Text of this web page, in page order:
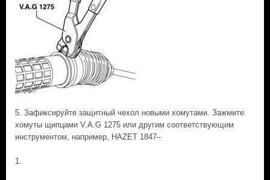
5. Зафиксируйте защитный чехол новыми хомутами. Зажмите
хомуты щипцами V.A.G 1275 или другим соответствующим
инструментом, например, HAZET 1847–
1.